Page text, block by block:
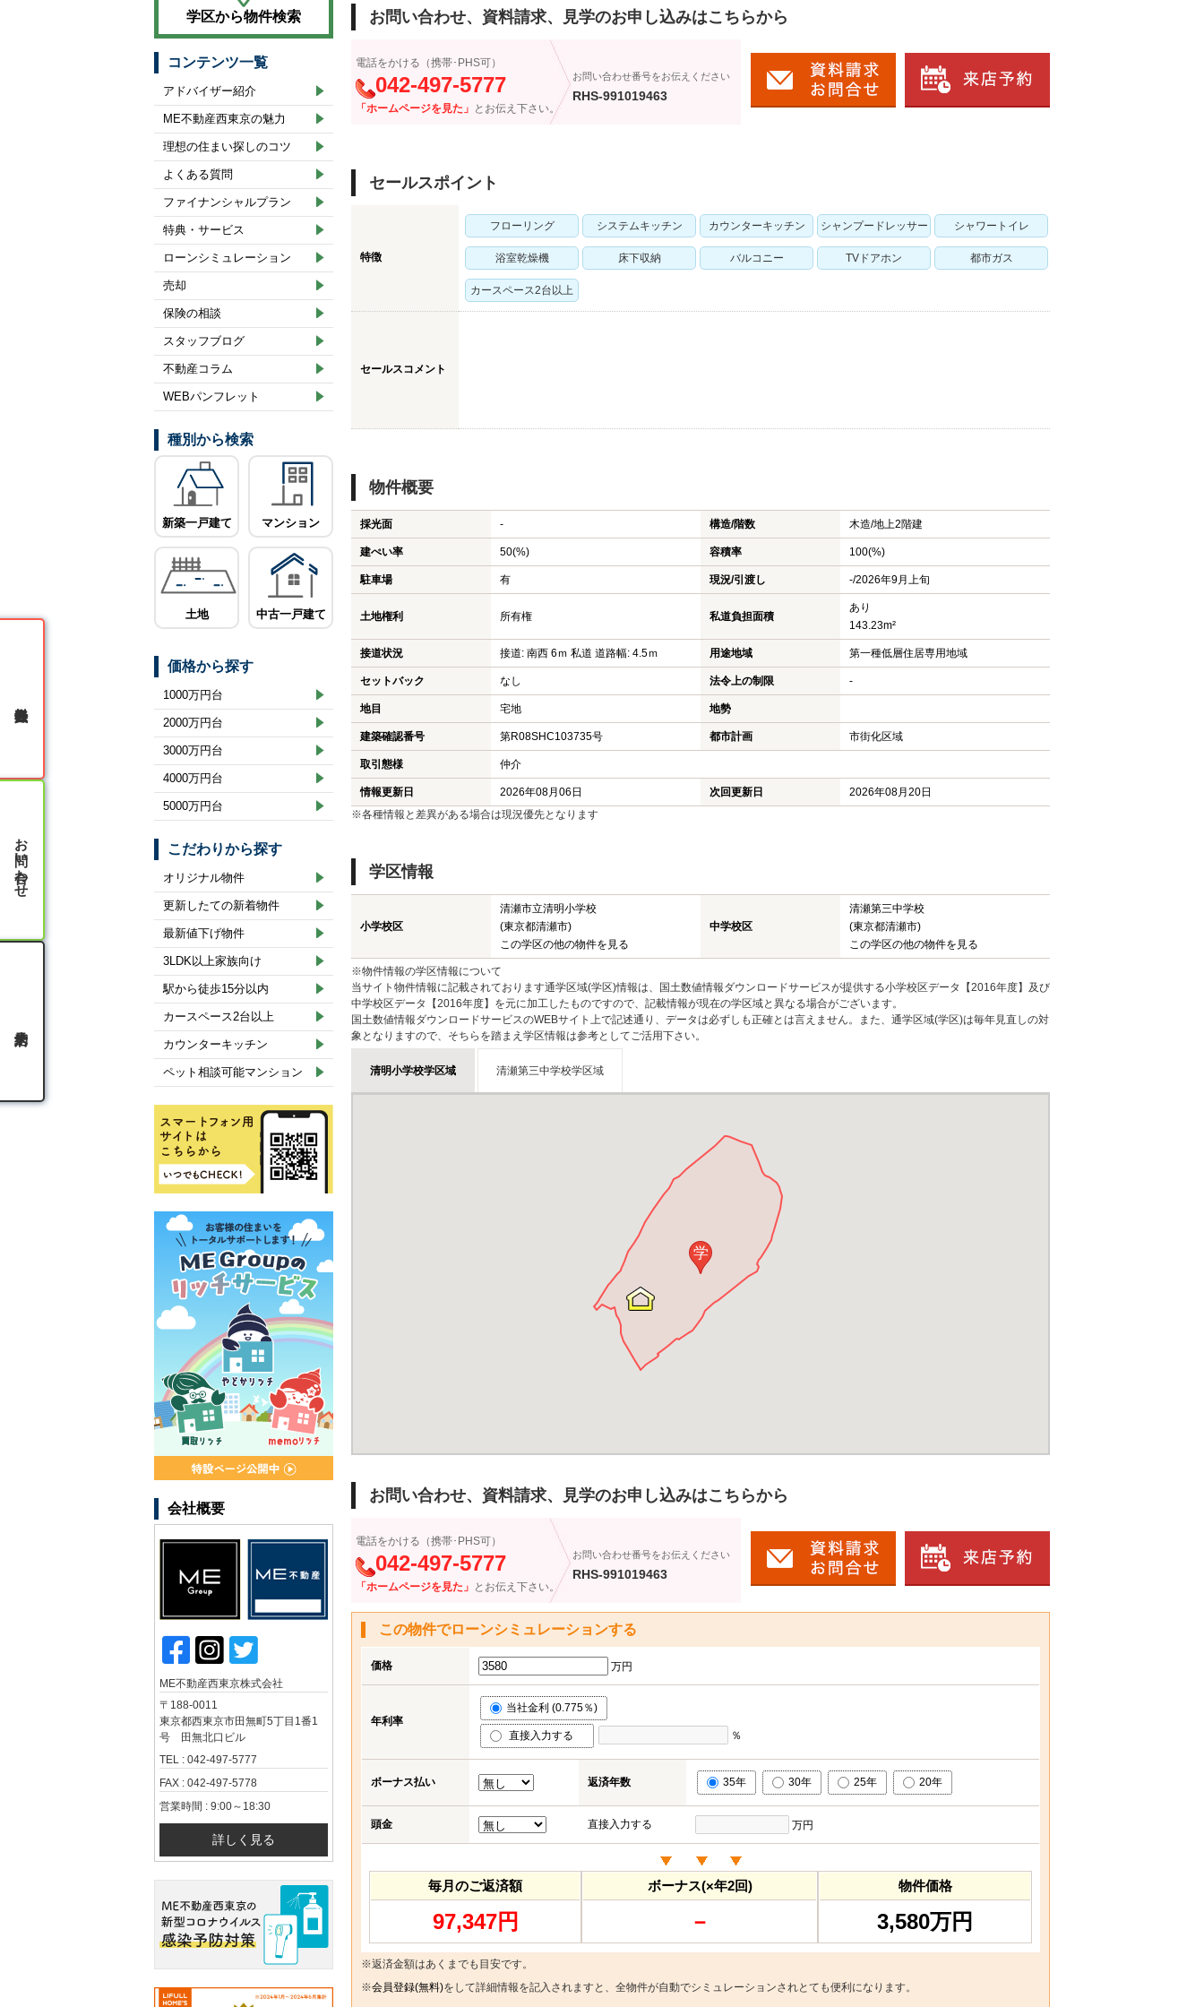
お問い合わせ、資料請求、見学のお申し込みはこちらから
電話をかける（携帯･PHS可）
042-497-5777
「ホームページを見た」 とお伝え下さい。
お問い合わせ番号をお伝えください
RHS-991019463
セールスポイント
特徴
フローリング システムキッチン カウンターキッチン シャンプードレッサー シャワートイレ
浴室乾燥機 床下収納 バルコニー TVドアホン 都市ガス
カースペース2台以上
セールスコメント
物件概要
採光面 - 構造/階数 木造/地上2階建
建ぺい率 50(%) 容積率 100(%)
駐車場 有 現況/引渡し -/2026年9月上旬
土地権利 所有権 私道負担面積
あり
143.23m²
接道状況 接道: 南西 6ｍ 私道 道路幅: 4.5ｍ 用途地域 第一種低層住居専用地域
セットバック なし 法令上の制限 -
地目 宅地 地勢
建築確認番号 第R08SHC103735号 都市計画 市街化区域
取引態様 仲介
情報更新日 2026年08月06日 次回更新日
2026年08月20日
※各種情報と差異がある場合は現況優先となります
学区情報
小学校区
清瀬市立清明小学校
(東京都清瀬市)
この学区の他の物件を見る
中学校区
清瀬第三中学校
(東京都清瀬市)
この学区の他の物件を見る
※物件情報の学区情報について
当サイト物件情報に記載されております通学区域(学区)情報は、国土数値情報ダウンロードサービスが提供する小学校区データ【2016年度】及び
中学校区データ【2016年度】を元に加工したものですので、記載情報が現在の学区域と異なる場合がございます。
国土数値情報ダウンロードサービスのWEBサイト上で記述通り、データは必ずしも正確とは言えません。また、通学区域(学区)は毎年見直しの対
象となりますので、そちらを踏まえ学区情報は参考としてご活用下さい。
清明小学校学区域 清瀬第三中学校学区域
学
お問い合わせ、資料請求、見学のお申し込みはこちらから
電話をかける（携帯･PHS可）
042-497-5777
「ホームページを見た」 とお伝え下さい。
お問い合わせ番号をお伝えください
RHS-991019463
この物件でローンシミュレーションする
価格 万円
年利率
当社金利 (0.775％)
直接入力する ％
ボーナス払い 返済年数 35年 30年 25年 20年
頭金 直接入力する 万円
毎月のご返済額
97,347円
ボーナス(×年2回)
－
物件価格
3,580万円
※返済金額はあくまでも目安です。
※会員登録(無料)をして詳細情報を記入されますと、全物件が自動でシミュレーションされとても便利になります。
学区から物件検索
コンテンツ一覧
アドバイザー紹介
ME不動産西東京の魅力
理想の住まい探しのコツ
よくある質問
ファイナンシャルプラン
特典・サービス
ローンシミュレーション
売却
保険の相談
スタッフブログ
不動産コラム
WEBパンフレット
種別から検索
新築一戸建て マンション
土地 中古一戸建て
価格から探す
1000万円台
2000万円台
3000万円台
4000万円台
5000万円台
こだわりから探す
オリジナル物件
更新したての新着物件
最新値下げ物件
3LDK以上家族向け
駅から徒歩15分以内
カースペース2台以上
カウンターキッチン
ペット相談可能マンション
会社概要
ME不動産西東京株式会社
〒188-0011
東京都西東京市田無町5丁目1番1
号 田無北口ビル
TEL : 042-497-5777
FAX : 042-497-5778
営業時間 : 9:00～18:30
詳しく見る
お問い合わせ